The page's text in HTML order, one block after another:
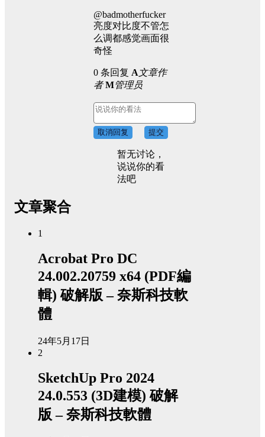
@badmotherfucker
亮度对比度不管怎
么调都感觉画面很
奇怪
0 条回复 A文章作
者 M管理员
取消回复 提交
暂无讨论，
说说你的看
法吧
文章聚合
1
Acrobat Pro DC
24.002.20759 x64 (PDF編
輯) 破解版 – 奈斯科技軟
體
24年5月17日
2
SketchUp Pro 2024
24.0.553 (3D建模) 破解
版 – 奈斯科技軟體